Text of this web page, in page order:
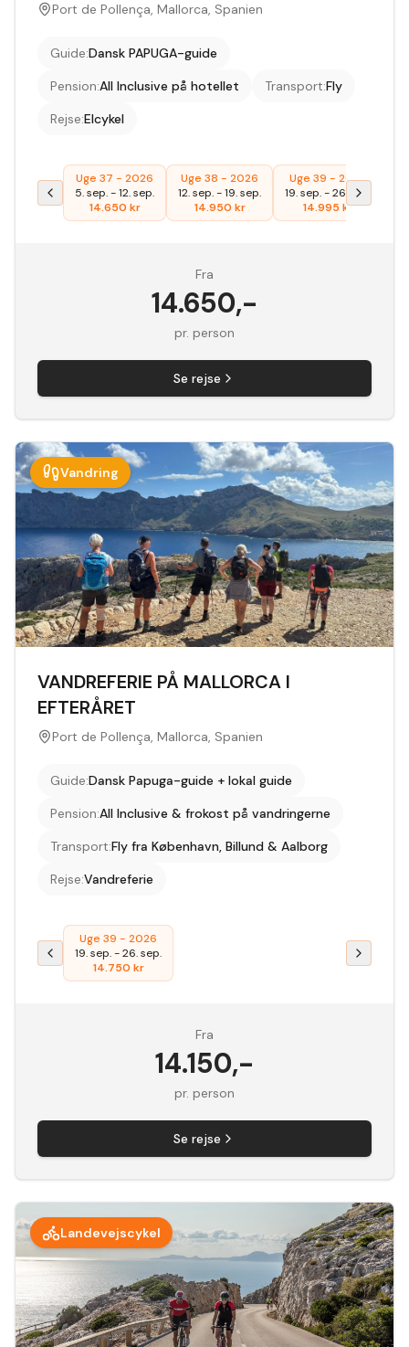
Port de Pollença, Mallorca, Spanien
Guide:Dansk PAPUGA-guide
Pension:All Inclusive på hotellet Transport:Fly
Rejse:Elcykel
Uge 37 - 2026
5. sep.-12. sep.
14.650 kr
Uge 38 - 2026
12. sep.-19. sep.
14.950 kr
Uge 39 - 2026
19. sep.-26. sep.
14.995 kr
Fra
14.650,-
pr. person
Se rejse
Vandring
VANDREFERIE PÅ MALLORCA I
EFTERÅRET
Port de Pollença, Mallorca, Spanien
Guide:Dansk Papuga-guide + lokal guide
Pension:All Inclusive & frokost på vandringerne
Transport:Fly fra København, Billund & Aalborg
Rejse:Vandreferie
Uge 39 - 2026
19. sep.-26. sep.
14.750 kr
Fra
14.150,-
pr. person
Se rejse
Landevejscykel